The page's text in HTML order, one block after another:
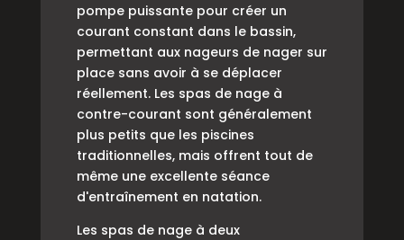
pompe puissante pour créer un
courant constant dans le bassin,
permettant aux nageurs de nager sur
place sans avoir à se déplacer
réellement. Les spas de nage à
contre-courant sont généralement
plus petits que les piscines
traditionnelles, mais offrent tout de
même une excellente séance
d'entraînement en natation.
Les spas de nage à deux